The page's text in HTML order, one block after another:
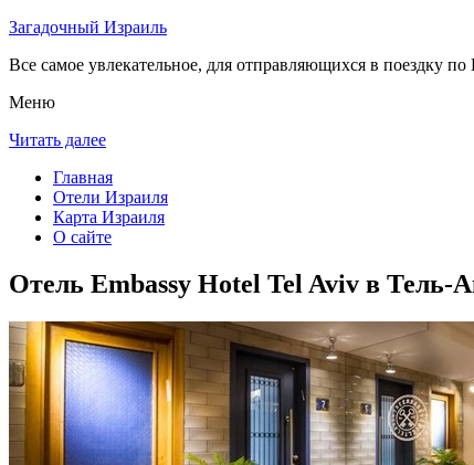
Загадочный Израиль
Все самое увлекательное, для отправляющихся в поездку
Меню
Читать далее
Главная
Отели Израиля
Карта Израиля
О сайте
Отель Embassy Hotel Tel Aviv в Тель-